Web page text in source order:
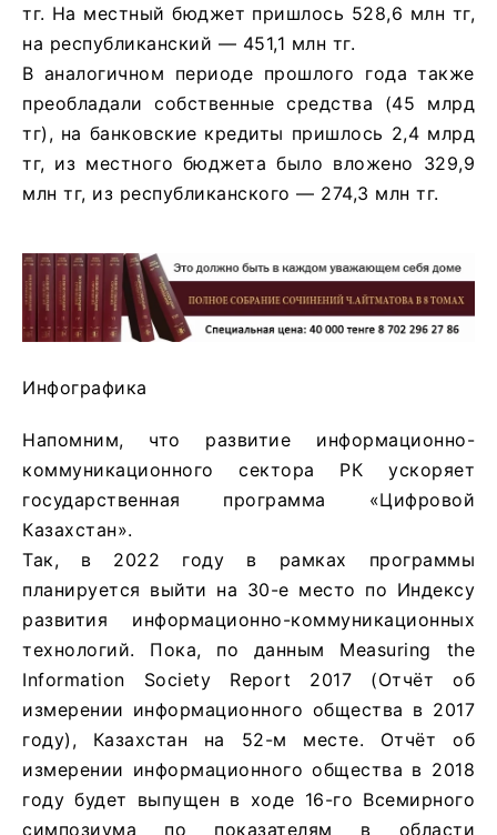
тг. На местный бюджет пришлось 528,6 млн тг,
на республиканский — 451,1 млн тг.
В аналогичном периоде прошлого года также
преобладали собственные средства (45 млрд
тг), на банковские кредиты пришлось 2,4 млрд
тг, из местного бюджета было вложено 329,9
млн тг, из республиканского — 274,3 млн тг.
Инфографика
Напомним, что развитие информационно-
коммуникационного сектора РК ускоряет
государственная программа «Цифровой
Казахстан».
Так, в 2022 году в рамках программы
планируется выйти на 30-е место по Индексу
развития информационно-коммуникационных
технологий. Пока, по данным Measuring the
Information Society Report 2017 (Отчёт об
измерении информационного общества в 2017
году), Казахстан на 52-м месте. Отчёт об
измерении информационного общества в 2018
году будет выпущен в ходе 16-го Всемирного
симпозиума по показателям в области